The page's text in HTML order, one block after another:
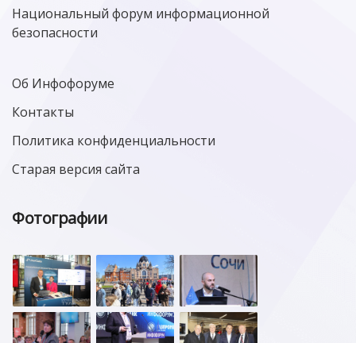
Национальный форум информационной
безопасности
Об Инфофоруме
Контакты
Политика конфиденциальности
Старая версия сайта
Фотографии